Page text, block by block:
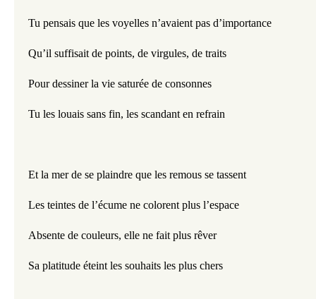
Tu pensais que les voyelles n’avaient pas d’importance
Qu’il suffisait de points, de virgules, de traits
Pour dessiner la vie saturée de consonnes
Tu les louais sans fin, les scandant en refrain
Et la mer de se plaindre que les remous se tassent
Les teintes de l’écume ne colorent plus l’espace
Absente de couleurs, elle ne fait plus rêver
Sa platitude éteint les souhaits les plus chers